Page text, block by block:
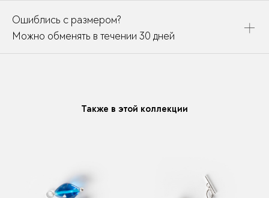
дополнено открыткой, паспортом украшения и
собрано в подарочный пакет
Ошиблись с размером?
Можно обменять в течении 30 дней
Также в этой коллекции